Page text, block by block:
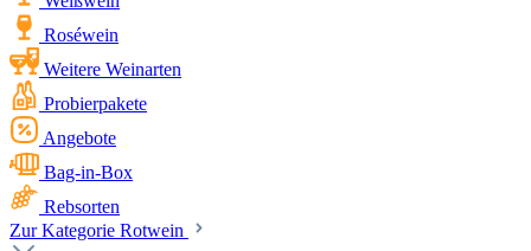
Roséwein
Weitere Weinarten
Probierpakete
Angebote
Bag-in-Box
Rebsorten
Zur Kategorie Rotwein